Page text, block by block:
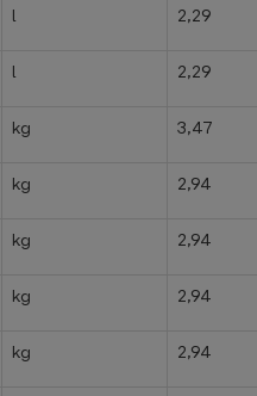
l 2,29
l 2,29
kg 3,47
kg 2,94
kg 2,94
kg 2,94
kg 2,94